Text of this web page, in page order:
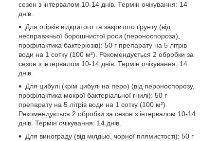
сезон з інтервалом 10-14 днів. Термін очікування: 14
днів.
Для огірків відкритого та закритого ґрунту (від
несправжньої борошнистої роси (пероноспороза),
профілактика бактеріозів): 50 г препарату на 5 літрів
води на 1 сотку (100 м²). Рекомендується 2 обробки за
сезон з інтервалом 10-14 днів. Термін очікування: 14
днів.
Для цибулі (крім цибулі на перо) (від пероноспорозу,
профілактика мокрої бактеріальної гнилі): 50 г
препарату на 5 літрів води на 1 сотку (100 м²).
Рекомендується 2 обробки за сезон з інтервалом 10-14
днів. Термін очікування: 14 днів.
Для винограду (від мілдью, чорної плямистості): 50 г